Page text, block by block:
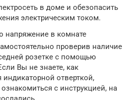
в доме и обезопасить
электрическим током.
напряжение в комнате
проверив наличие
розетке с помощью
Вы не знаете, как
индикаторной отверткой,
с инструкцией, на